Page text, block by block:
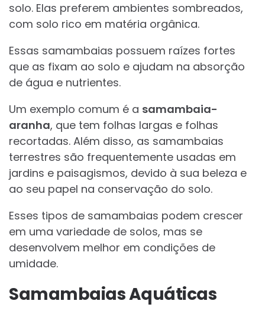
solo. Elas preferem ambientes sombreados,
com solo rico em matéria orgânica.
Essas samambaias possuem raízes fortes
que as fixam ao solo e ajudam na absorção
de água e nutrientes.
Um exemplo comum é a samambaia-
aranha, que tem folhas largas e folhas
recortadas. Além disso, as samambaias
terrestres são frequentemente usadas em
jardins e paisagismos, devido à sua beleza e
ao seu papel na conservação do solo.
Esses tipos de samambaias podem crescer
em uma variedade de solos, mas se
desenvolvem melhor em condições de
umidade.
Samambaias Aquáticas